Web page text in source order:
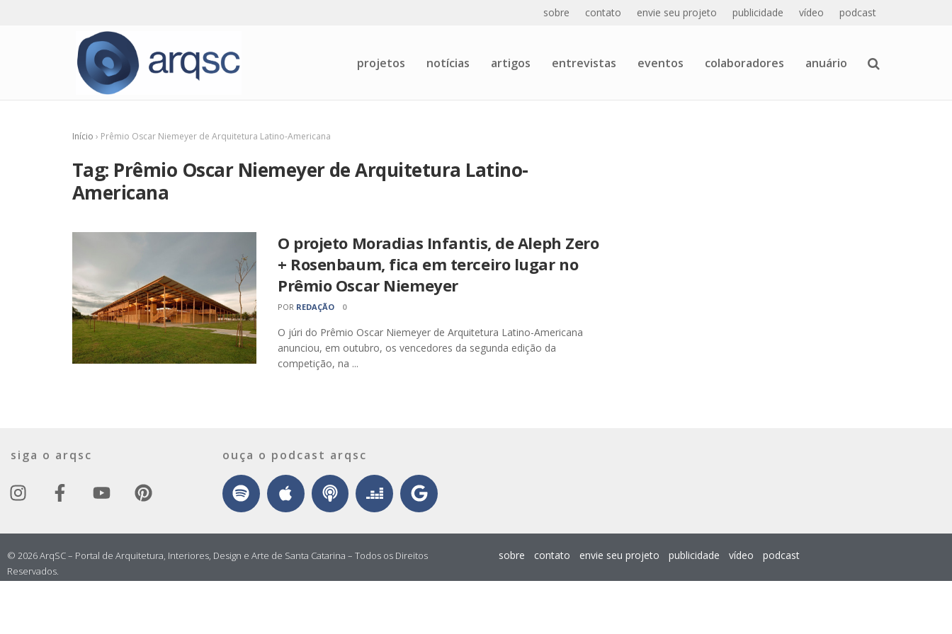
sobre contato envie seu projeto publicidade vídeo podcast
projetos notícias artigos entrevistas eventos colaboradores anuário
Início › Prêmio Oscar Niemeyer de Arquitetura Latino-Americana
Tag: Prêmio Oscar Niemeyer de Arquitetura Latino-
Americana
O projeto Moradias Infantis, de Aleph Zero
+ Rosenbaum, fica em terceiro lugar no
Prêmio Oscar Niemeyer
POR REDAÇÃO 0
O júri do Prêmio Oscar Niemeyer de Arquitetura Latino-Americana
anunciou, em outubro, os vencedores da segunda edição da
competição, na ...
siga o arqsc ouça o podcast arqsc
© 2026 ArqSC – Portal de Arquitetura, Interiores, Design e Arte de Santa Catarina – Todos os Direitos
Reservados.
sobre contato envie seu projeto publicidade vídeo podcast